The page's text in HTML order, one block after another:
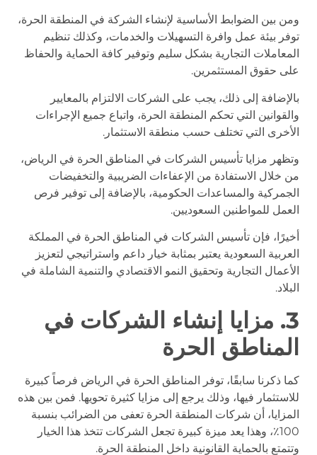
ومن بين الضوابط الأساسية لإنشاء الشركة في المنطقة الحرة،
توفر بيئة عمل وافرة التسهيلات والخدمات، وكذلك تنظيم
المعاملات التجارية بشكل سليم وتوفير كافة الحماية والحفاظ
على حقوق المستثمرين.
بالإضافة إلى ذلك، يجب على الشركات الالتزام بالمعايير
والقوانين التي تحكم المنطقة الحرة، واتباع جميع الإجراءات
الأخرى التي تختلف حسب منطقة الاستثمار.
وتظهر مزايا تأسيس الشركات في المناطق الحرة في الرياض،
من خلال الاستفادة من الإعفاءات الضريبية والتخفيضات
الجمركية والمساعدات الحكومية، بالإضافة إلى توفير فرص
العمل للمواطنين السعوديين.
أخيرًا، فإن تأسيس الشركات في المناطق الحرة في المملكة
العربية السعودية يعتبر بمثابة خيار داعم واستراتيجي لتعزيز
الأعمال التجارية وتحقيق النمو الاقتصادي والتنمية الشاملة في
البلاد.
3. مزايا إنشاء الشركات في
المناطق الحرة
كما ذكرنا سابقًا، توفر المناطق الحرة في الرياض فرصاً كبيرة
للاستثمار فيها، وذلك يرجع إلى مزايا كثيرة تحويها. فمن بين هذه
المزايا، أن شركات المنطقة الحرة تعفى من الضرائب بنسبة
100٪، وهذا يعد ميزة كبيرة تجعل الشركات تتخذ هذا الخيار
وتتمتع بالحماية القانونية داخل المنطقة الحرة.